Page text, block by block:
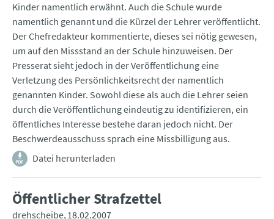
Kinder namentlich erwähnt. Auch die Schule wurde
namentlich genannt und die Kürzel der Lehrer veröffentlicht.
Der Chefredakteur kommentierte, dieses sei nötig gewesen,
um auf den Missstand an der Schule hinzuweisen. Der
Presserat sieht jedoch in der Veröffentlichung eine
Verletzung des Persönlichkeitsrecht der namentlich
genannten Kinder. Sowohl diese als auch die Lehrer seien
durch die Veröffentlichung eindeutig zu identifizieren, ein
öffentliches Interesse bestehe daran jedoch nicht. Der
Beschwerdeausschuss sprach eine Missbilligung aus.
Datei herunterladen
Öffentlicher Strafzettel
drehscheibe 18.02.2007